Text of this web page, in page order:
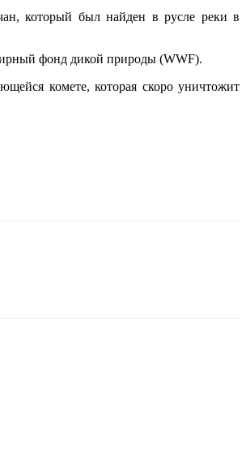
который был найден в русле реки в
фонд дикой природы (WWF).
комете, которая скоро уничтожит